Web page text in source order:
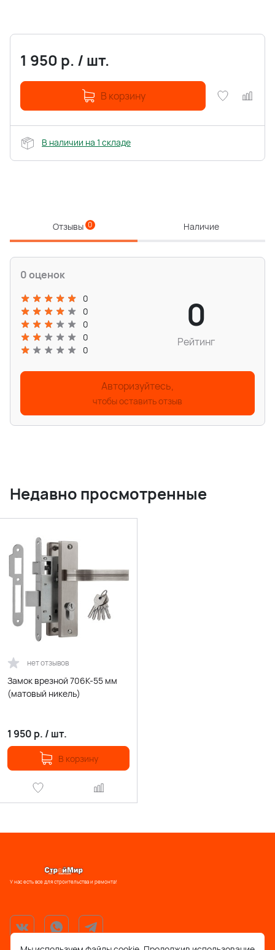
1 950 р. / шт.
В корзину
В наличии на 1 складе
Отзывы 0 Наличие
0 оценок
0
0
0
0
0
0
Рейтинг
Авторизуйтесь,
чтобы оставить отзыв
Недавно просмотренные
нет отзывов
Замок врезной 706К-55 мм
(матовый никель)
1 950 р. / шт.
В корзину
У нас есть все для строительства и ремонта!